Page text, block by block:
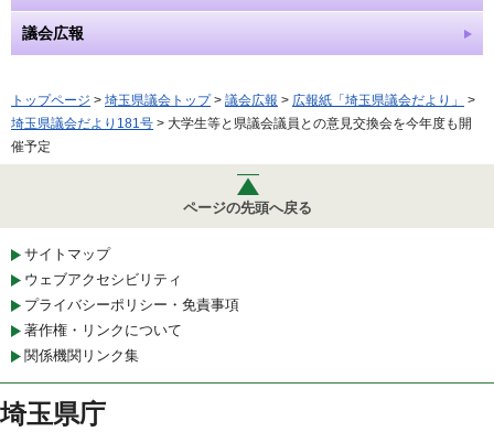
議会広報
トップページ > 埼玉県議会トップ> 議会広報 > 広報紙「埼玉県議会だより」
>
埼玉県議会だより181号 > 大学生等と県議会議員との意見交換会を今年度も開
催予定
ページの先頭へ戻る
サイトマップ
ウェブアクセシビリティ
プライバシーポリシー・免責事項
著作権・リンクについて
関係機関リンク集
埼玉県庁